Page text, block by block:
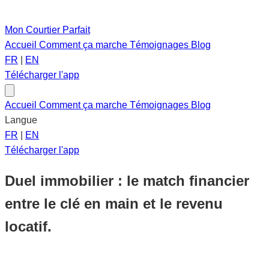
Mon Courtier Parfait
Accueil Comment ça marche Témoignages Blog
FR
EN
Télécharger l'app
Accueil Comment ça marche Témoignages Blog
Langue
FR
EN
Télécharger l'app
Duel immobilier : le match financier
entre le clé en main et le revenu
locatif.